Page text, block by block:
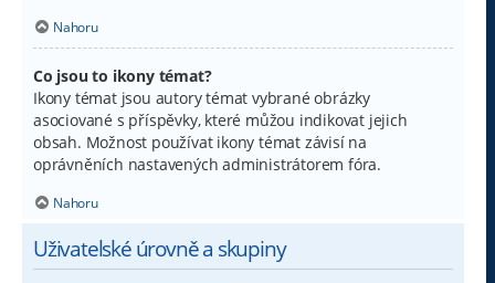
Nahoru
Co jsou to ikony témat?
Ikony témat jsou autory témat vybrané obrázky
asociované s příspěvky, které můžou indikovat jejich
obsah. Možnost používat ikony témat závisí na
oprávněních nastavených administrátorem fóra.
Nahoru
Uživatelské úrovně a skupiny